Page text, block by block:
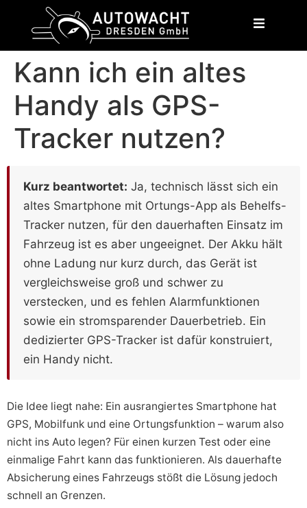
Kann ich ein altes
Handy als GPS-
Tracker nutzen?
Kurz beantwortet: Ja, technisch lässt sich ein
altes Smartphone mit Ortungs-App als Behelfs-
Tracker nutzen, für den dauerhaften Einsatz im
Fahrzeug ist es aber ungeeignet. Der Akku hält
ohne Ladung nur kurz durch, das Gerät ist
vergleichsweise groß und schwer zu
verstecken, und es fehlen Alarmfunktionen
sowie ein stromsparender Dauerbetrieb. Ein
dedizierter GPS-Tracker ist dafür konstruiert,
ein Handy nicht.
Die Idee liegt nahe: Ein ausrangiertes Smartphone hat
GPS, Mobilfunk und eine Ortungsfunktion – warum also
nicht ins Auto legen? Für einen kurzen Test oder eine
einmalige Fahrt kann das funktionieren. Als dauerhafte
Absicherung eines Fahrzeugs stößt die Lösung jedoch
schnell an Grenzen.